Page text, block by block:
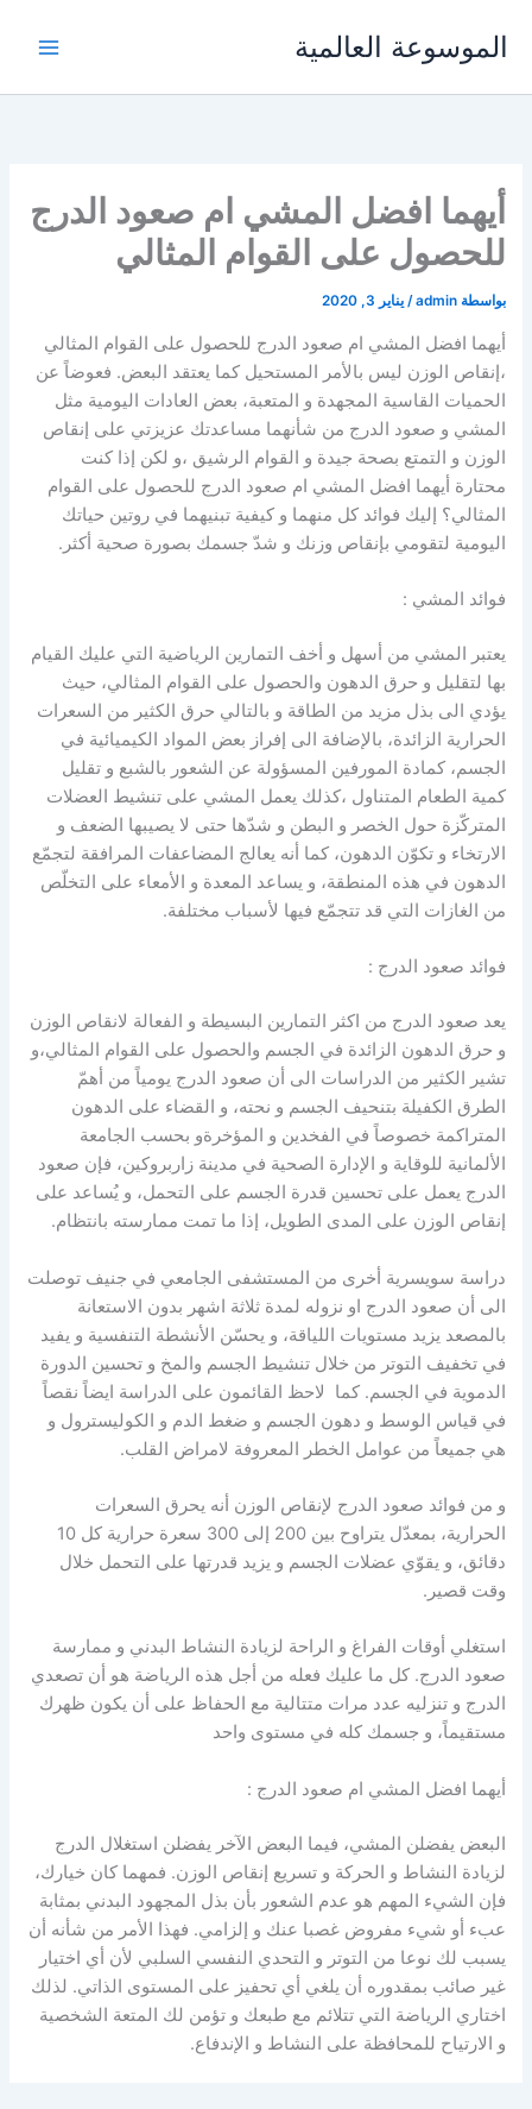
الموسوعة العالمية
أيهما افضل المشي ام صعود الدرج
للحصول على القوام المثالي
بواسطة admin
/يناير 3, 2020
أيهما افضل المشي ام صعود الدرج للحصول على القوام المثالي
،إنقاص الوزن ليس بالأمر المستحيل كما يعتقد البعض. فعوضاً عن
الحميات القاسية المجهدة و المتعبة، بعض العادات اليومية مثل
المشي و صعود الدرج من شأنهما مساعدتك عزيزتي على إنقاص
الوزن و التمتع بصحة جيدة و القوام الرشيق ،و لكن إذا كنت
محتارة أيهما افضل المشي ام صعود الدرج للحصول على القوام
المثالي؟ إليك فوائد كل منهما و كيفية تبنيهما في روتين حياتك
اليومية لتقومي بإنقاص وزنك و شدّ جسمك بصورة صحية أكثر.
فوائد المشي :
يعتبر المشي من أسهل و أخف التمارين الرياضية التي عليك القيام
بها لتقليل و حرق الدهون والحصول على القوام المثالي، حيث
يؤدي الى بذل مزيد من الطاقة و بالتالي حرق الكثير من السعرات
الحرارية الزائدة، بالإضافة الى إفراز بعض المواد الكيميائية في
الجسم، كمادة المورفين المسؤولة عن الشعور بالشبع و تقليل
كمية الطعام المتناول ،كذلك يعمل المشي على تنشيط العضلات
المتركّزة حول الخصر و البطن و شدّها حتى لا يصيبها الضعف و
الارتخاء و تكوّن الدهون، كما أنه يعالج المضاعفات المرافقة لتجمّع
الدهون في هذه المنطقة، و يساعد المعدة و الأمعاء على التخلّص
من الغازات التي قد تتجمّع فيها لأسباب مختلفة.
فوائد صعود الدرج :
يعد صعود الدرج من اكثر التمارين البسيطة و الفعالة لانقاص الوزن
و حرق الدهون الزائدة في الجسم والحصول على القوام المثالي،و
تشير الكثير من الدراسات الى أن صعود الدرج يومياً من أهمّ
الطرق الكفيلة بتنحيف الجسم و نحته، و القضاء على الدهون
المتراكمة خصوصاً في الفخدين و المؤخرةو بحسب الجامعة
الألمانية للوقاية و الإدارة الصحية في مدينة زاربروكين، فإن صعود
الدرج يعمل على تحسين قدرة الجسم على التحمل، و يُساعد على
إنقاص الوزن على المدى الطويل، إذا ما تمت ممارسته بانتظام.
دراسة سويسرية أخرى من المستشفى الجامعي في جنيف توصلت
الى أن صعود الدرج او نزوله لمدة ثلاثة اشهر بدون الاستعانة
بالمصعد يزيد مستويات اللياقة، و يحسّن الأنشطة التنفسية و يفيد
في تخفيف التوتر من خلال تنشيط الجسم والمخ و تحسين الدورة
الدموية في الجسم. كما لاحظ القائمون على الدراسة ايضاً نقصاً
في قياس الوسط و دهون الجسم و ضغط الدم و الكوليسترول و
هي جميعاً من عوامل الخطر المعروفة لامراض القلب.
و من فوائد صعود الدرج لإنقاص الوزن أنه يحرق السعرات
الحرارية، بمعدّل يتراوح بين 200 إلى 300 سعرة حرارية كل 10
دقائق، و يقوّي عضلات الجسم و يزيد قدرتها على التحمل خلال
وقت قصير.
استغلي أوقات الفراغ و الراحة لزيادة النشاط البدني و ممارسة
صعود الدرج. كل ما عليك فعله من أجل هذه الرياضة هو أن تصعدي
الدرج و تنزليه عدد مرات متتالية مع الحفاظ على أن يكون ظهرك
مستقيماً، و جسمك كله في مستوى واحد
أيهما افضل المشي ام صعود الدرج :
البعض يفضلن المشي، فيما البعض الآخر يفضلن استغلال الدرج
لزيادة النشاط و الحركة و تسريع إنقاص الوزن. فمهما كان خيارك،
فإن الشيء المهم هو عدم الشعور بأن بذل المجهود البدني بمثابة
عبء أو شيء مفروض غصبا عنك و إلزامي. فهذا الأمر من شأنه أن
يسبب لك نوعا من التوتر و التحدي النفسي السلبي لأن أي اختيار
غير صائب بمقدوره أن يلغي أي تحفيز على المستوى الذاتي. لذلك
اختاري الرياضة التي تتلائم مع طبعك و تؤمن لك المتعة الشخصية
و الارتياح للمحافظة على النشاط و الإندفاع.